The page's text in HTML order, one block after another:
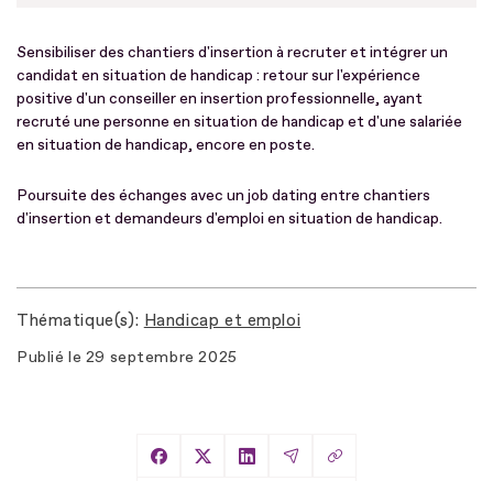
Sensibiliser des chantiers d'insertion à recruter et intégrer un
candidat en situation de handicap : retour sur l'expérience
positive d'un conseiller en insertion professionnelle, ayant
recruté une personne en situation de handicap et d'une salariée
en situation de handicap, encore en poste.
Poursuite des échanges avec un job dating entre chantiers
d'insertion et demandeurs d'emploi en situation de handicap.
Thématique(s) Handicap et emploi
Publié le 29 septembre 2025
Partager sur Facebook
Partager sur X
Partager sur LinkedIn
Partager par Email
Copier le lien